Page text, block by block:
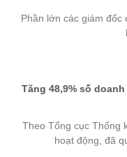
Phần lớn các giám đốc
Tăng 48,9% số
Theo Tổng cục Thống
hoạt động, đã